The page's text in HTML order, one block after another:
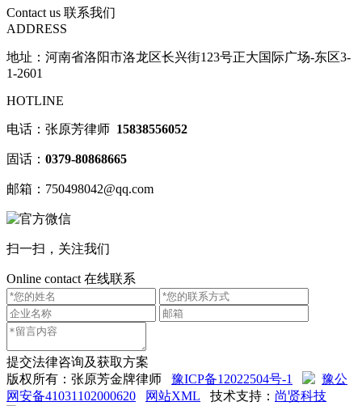
Contact us 联系我们
ADDRESS
地址：河南省洛阳市洛龙区长兴街123号正大国际广场-东区3-
1-2601
HOTLINE
电话：张原芳律师 15838556052
固话： 0379-80868665
邮箱：750498042@qq.com
扫一扫，关注我们
Online contact 在线联系
提交法律咨询及获取方案
版权所有：张原芳金牌律师 豫ICP备12022504号-1
豫公
网安备41031102000620
网站XML 技术支持： 尚贤科技